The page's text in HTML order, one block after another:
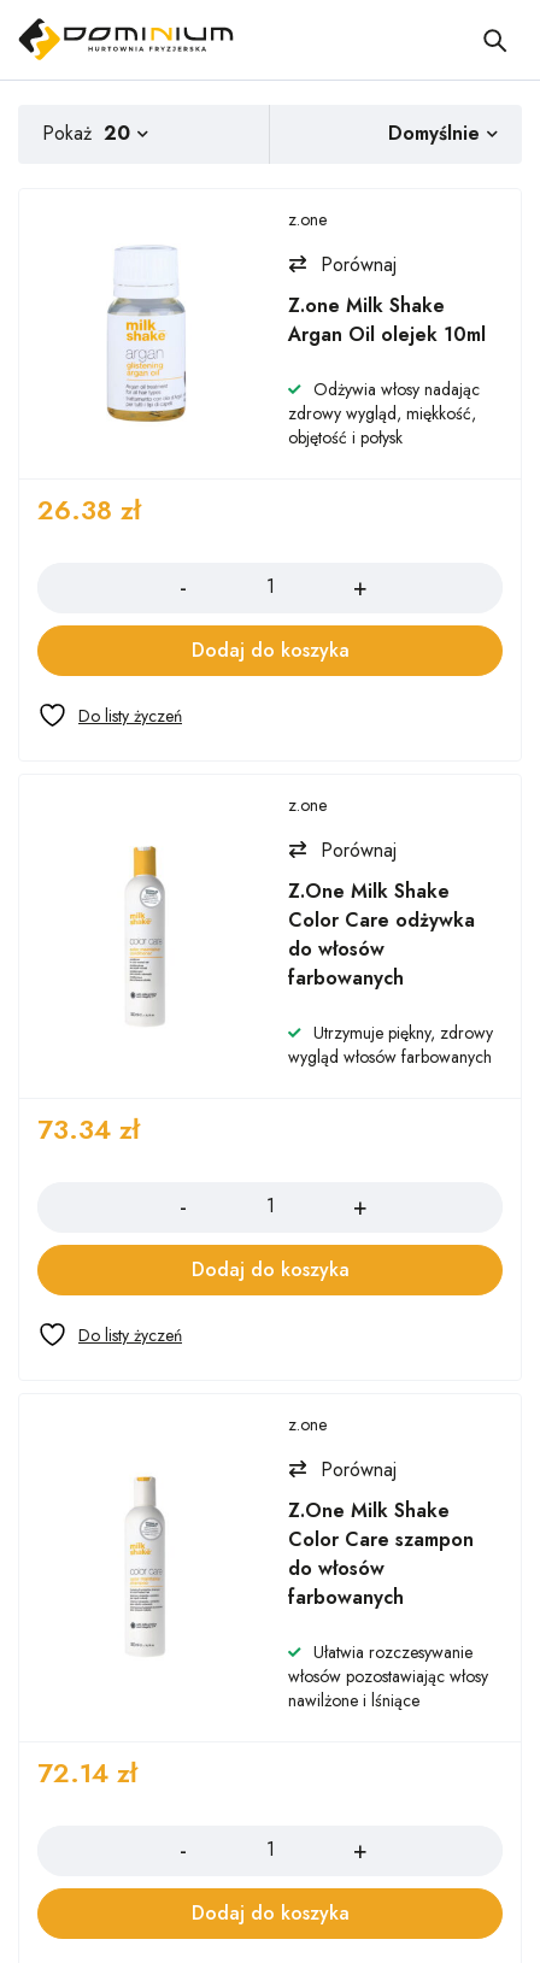
Domyślnie
Pokaż 20
z.one
Porównaj
Z.one Milk Shake
Argan Oil olejek 10ml
Odżywia włosy nadając
zdrowy wygląd, miękkość,
objętość i połysk
26.38 zł
Dodaj do koszyka
z.one
Porównaj
Z.One Milk Shake
Color Care odżywka
do włosów
farbowanych
Utrzymuje piękny, zdrowy
wygląd włosów farbowanych
73.34 zł
Dodaj do koszyka
z.one
Porównaj
Z.One Milk Shake
Color Care szampon
do włosów
farbowanych
Ułatwia rozczesywanie
włosów pozostawiając włosy
nawilżone i lśniące
72.14 zł
Dodaj do koszyka